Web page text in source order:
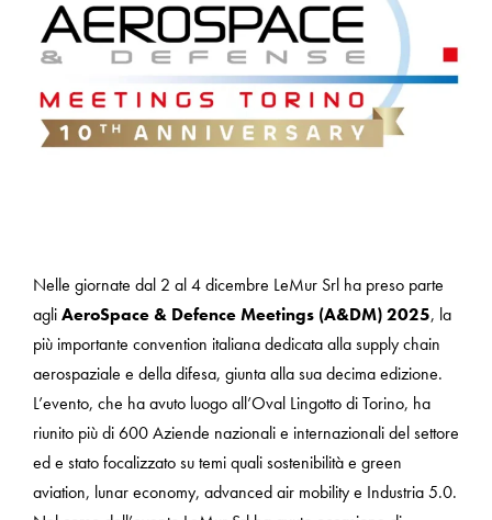
Nelle giornate dal 2 al 4 dicembre LeMur Srl ha preso parte
agliAeroSpace & Defence Meetings (A&DM) 2025, la
più importante convention italiana dedicata alla supply chain
aerospaziale e della difesa, giunta alla sua decima edizione.
L’evento, che ha avuto luogo all’Oval Lingotto di Torino, ha
riunito più di 600 Aziende nazionali e internazionali del settore
ed e stato focalizzato su temi quali sostenibilità e green
aviation, lunar economy, advanced air mobility e Industria 5.0.